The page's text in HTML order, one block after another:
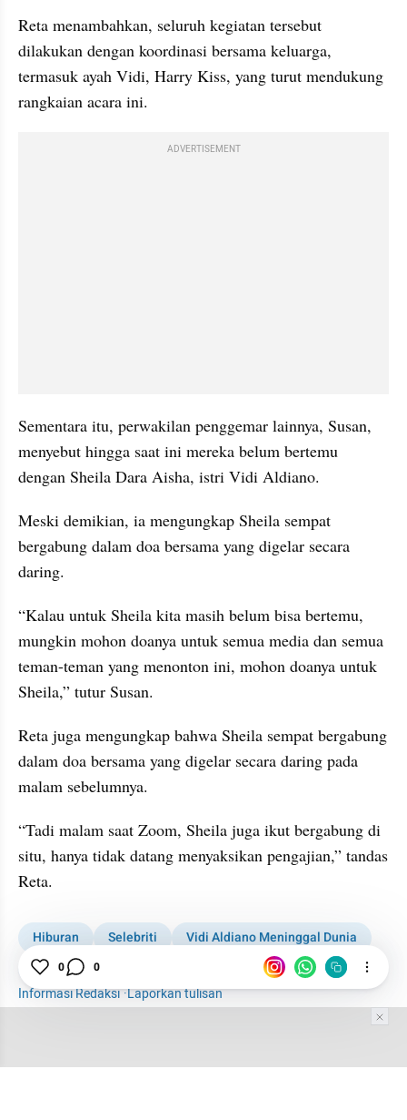
Reta menambahkan, seluruh kegiatan tersebut
dilakukan dengan koordinasi bersama keluarga,
termasuk ayah Vidi, Harry Kiss, yang turut mendukung
rangkaian acara ini.
ADVERTISEMENT
Sementara itu, perwakilan penggemar lainnya, Susan,
menyebut hingga saat ini mereka belum bertemu
dengan Sheila Dara Aisha, istri Vidi Aldiano.
Meski demikian, ia mengungkap Sheila sempat
bergabung dalam doa bersama yang digelar secara
daring.
“Kalau untuk Sheila kita masih belum bisa bertemu,
mungkin mohon doanya untuk semua media dan semua
teman-teman yang menonton ini, mohon doanya untuk
Sheila,” tutur Susan.
Reta juga mengungkap bahwa Sheila sempat bergabung
dalam doa bersama yang digelar secara daring pada
malam sebelumnya.
“Tadi malam saat Zoom, Sheila juga ikut bergabung di
situ, hanya tidak datang menyaksikan pengajian,” tandas
Reta.
Hiburan Selebriti
Vidi Aldiano Meninggal Dunia
Vidi Aldiano
Informasi Redaksi·Laporkan tulisan
0 0